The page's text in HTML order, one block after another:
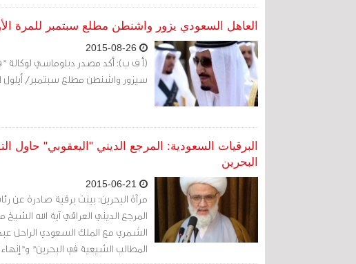
العاهل السعودي يزور واشنطن مطلع سبتمبر للمرة
(أ ف ب): أكد مصدر دبلوماسي لوكالة
سيزور واشنطن مطلع سبتمبر/ أيلول
البرقيات السعودية: المرجع الديني "اليعقوبي"
البحرين
مرآة البحرين: بينت برقية صادرة عن
المرجع الديني العراقي آية الله
الشمري مع الملك السعودي الراحل
المطالب الشيعية في البحرين" و"إنهاء